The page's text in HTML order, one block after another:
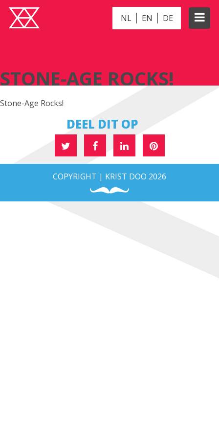
NL EN DE
STONE-AGE ROCKS!
Stone-Age Rocks!
DEEL DIT OP
COPYRIGHT | KRIST DOO 2026